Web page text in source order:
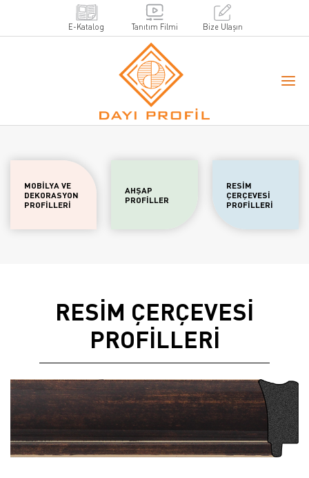
E-Katalog Tanıtım Filmi Bize Ulaşın
MOBİLYA VE
DEKORASYON
PROFİLLERİ
AHŞAP
PROFİLLER
RESİM
ÇERÇEVESİ
PROFİLLERİ
RESİM ÇERÇEVESİ
PROFİLLERİ